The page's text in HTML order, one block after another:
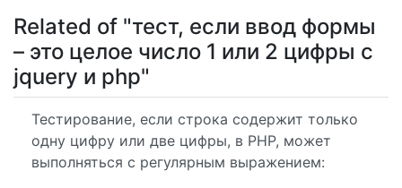
Related of "тест, если ввод формы
– это целое число 1 или 2 цифры с
jquery и php"
Тестирование, если строка содержит только
одну цифру или две цифры, в PHP, может
выполняться с регулярным выражением: